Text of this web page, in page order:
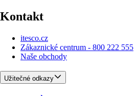
Kontakt
itesco.cz
Zákaznické centrum - 800 222 555
Naše obchody
Užitečné odkazy